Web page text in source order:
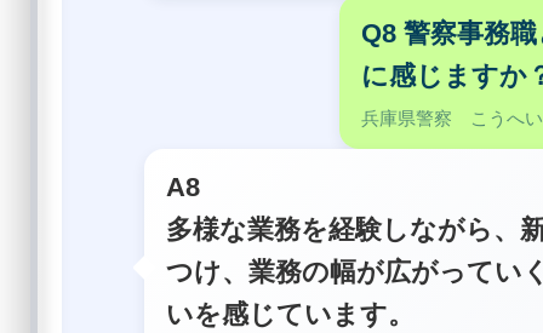
Q8 警察事務
に感じますか
兵庫県警察 こうへ
A8
多様な業務を経験しながら、
つけ、業務の幅が広がってい
いを感じています。